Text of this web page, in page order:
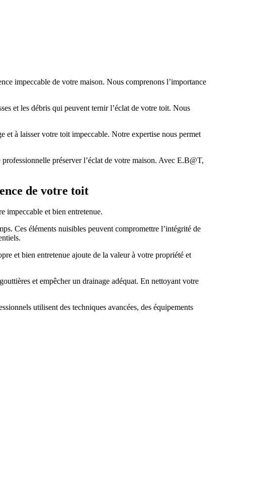
impeccable de votre maison. Nous comprenons l’importance
et les débris qui peuvent ternir l’éclat de votre toit. Nous
et à laisser votre toit impeccable. Notre expertise nous permet
préserver l’éclat de votre maison. Avec E.B@T,
de votre toit
impeccable et bien entretenue.
Ces éléments nuisibles peuvent compromettre l’intégrité de
et bien entretenue ajoute de la valeur à votre propriété et
et empêcher un drainage adéquat. En nettoyant votre
utilisent des techniques avancées, des équipements